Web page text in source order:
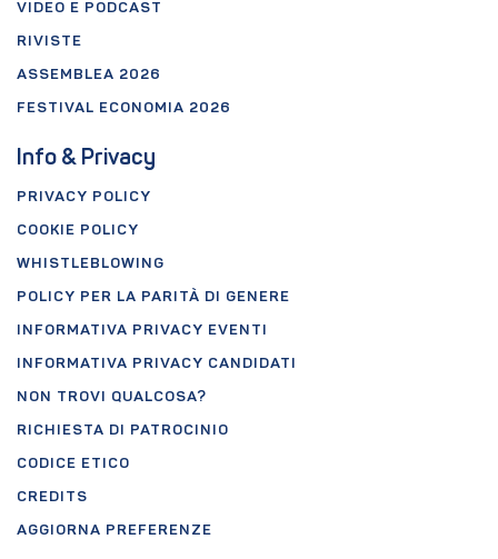
VIDEO E PODCAST
RIVISTE
ASSEMBLEA 2026
FESTIVAL ECONOMIA 2026
Info & Privacy
PRIVACY POLICY
COOKIE POLICY
WHISTLEBLOWING
POLICY PER LA PARITÀ DI GENERE
INFORMATIVA PRIVACY EVENTI
INFORMATIVA PRIVACY CANDIDATI
NON TROVI QUALCOSA?
RICHIESTA DI PATROCINIO
CODICE ETICO
CREDITS
AGGIORNA PREFERENZE